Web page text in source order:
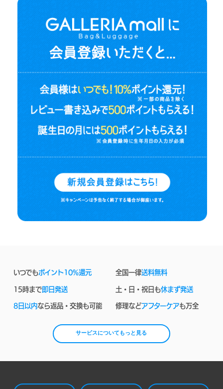
いつでもポイント10%還元 全国一律送料無料
15時まで即日発送 土・日・祝日も休まず発送
8日以内なら返品・交換も可能 修理などアフターケアも万全
サービスについてもっと見る